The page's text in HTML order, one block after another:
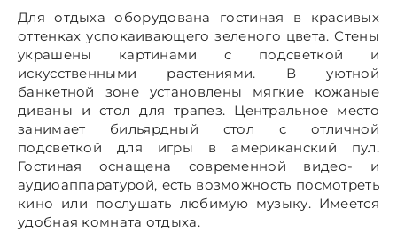
Для отдыха оборудована гостиная в красивых
оттенках успокаивающего зеленого цвета. Стены
украшены картинами с подсветкой и
искусственными растениями. В уютной
банкетной зоне установлены мягкие кожаные
диваны и стол для трапез. Центральное место
занимает бильярдный стол с отличной
подсветкой для игры в американский пул.
Гостиная оснащена современной видео- и
аудиоаппаратурой, есть возможность посмотреть
кино или послушать любимую музыку. Имеется
удобная комната отдыха.